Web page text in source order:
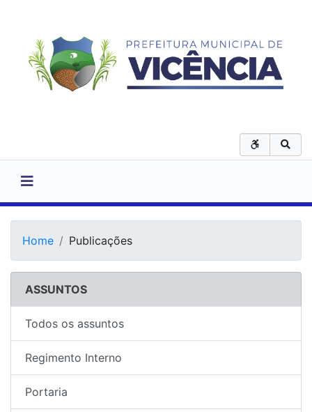
Home Publicações
ASSUNTOS
Todos os assuntos
Regimento Interno
Portaria